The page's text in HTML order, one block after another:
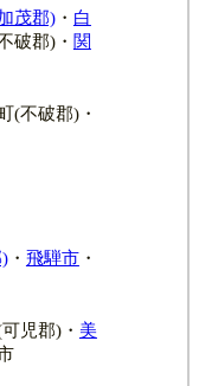
茂郡)・ 白
破郡)・ 関
(不破郡)・
・ 飛騨市・
児郡)・ 美